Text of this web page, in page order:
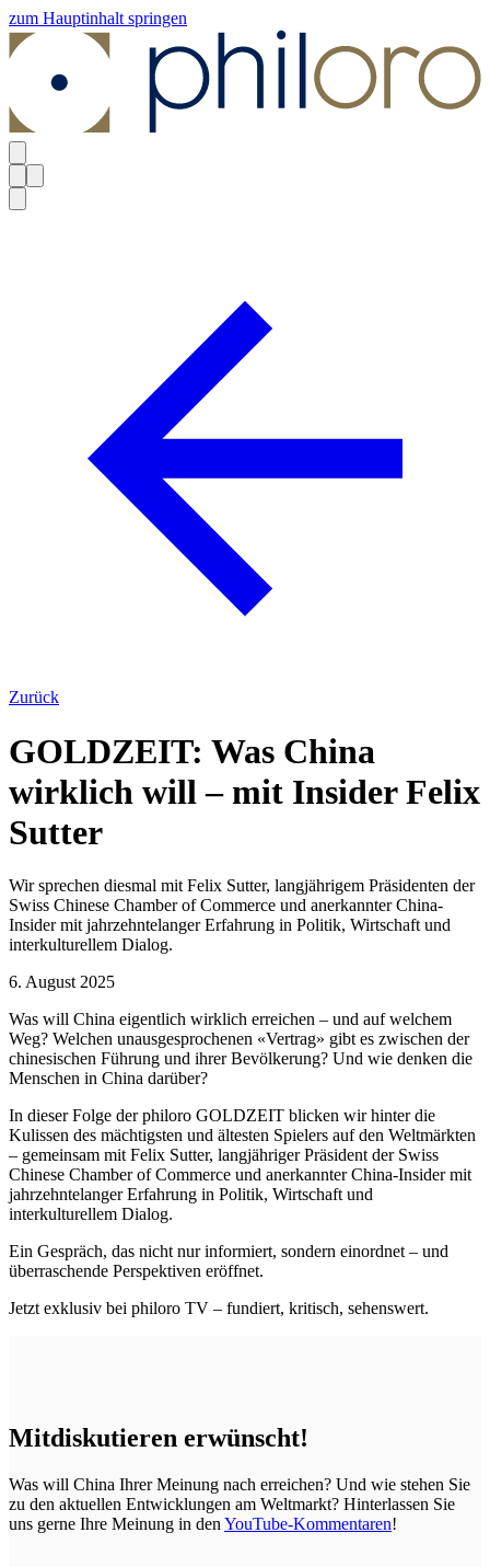
zum Hauptinhalt springen
Zurück
GOLDZEIT: Was China
wirklich will – mit Insider Felix
Sutter
Wir sprechen diesmal mit Felix Sutter, langjährigem Präsidenten der
Swiss Chinese Chamber of Commerce und anerkannter China-
Insider mit jahrzehntelanger Erfahrung in Politik, Wirtschaft und
interkulturellem Dialog.
6. August 2025
Was will China eigentlich wirklich erreichen – und auf welchem
Weg? Welchen unausgesprochenen «Vertrag» gibt es zwischen der
chinesischen Führung und ihrer Bevölkerung? Und wie denken die
Menschen in China darüber?
In dieser Folge der philoro GOLDZEIT blicken wir hinter die
Kulissen des mächtigsten und ältesten Spielers auf den Weltmärkten
– gemeinsam mit Felix Sutter, langjähriger Präsident der Swiss
Chinese Chamber of Commerce und anerkannter China-Insider mit
jahrzehntelanger Erfahrung in Politik, Wirtschaft und
interkulturellem Dialog.
Ein Gespräch, das nicht nur informiert, sondern einordnet – und
überraschende Perspektiven eröffnet.
Jetzt exklusiv bei philoro TV – fundiert, kritisch, sehenswert.
Mitdiskutieren erwünscht!
Was will China Ihrer Meinung nach erreichen? Und wie stehen Sie
zu den aktuellen Entwicklungen am Weltmarkt? Hinterlassen Sie
uns gerne Ihre Meinung in den YouTube-Kommentaren!